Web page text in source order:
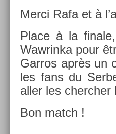
Merci Rafa et à
Place à la
Waw­rinka pour
Garros après un
les fans du
aller les cherch­er
Bon match !